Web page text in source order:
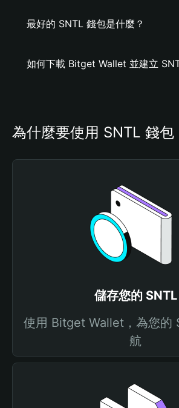
最好的 SNTL 錢包是什麼？
如何下載 Bitget Wallet 並建立
為什麼要使用 SNTL 錢包
儲存您的 SNTL
使用 Bitget Wallet，為您的
航